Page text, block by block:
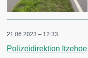
21.06.2023 – 12:33
Polizeidirektion Itzehoe